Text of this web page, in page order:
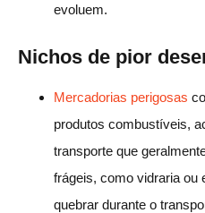
evoluem.
Nichos de pior
Mercadorias perigosas
produtos combustíveis,
transporte que
frágeis, como vidraria ou
quebrar durante o